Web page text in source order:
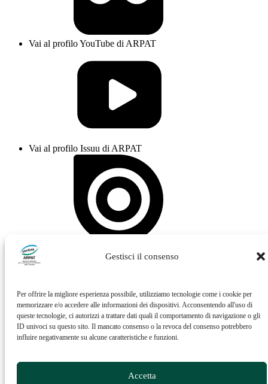
Gestisci il consenso
Per offrire la migliore esperienza possibile, utilizziamo tecnologie come i cookie per
memorizzare e/o accedere alle informazioni dei dispositivi. Acconsentendo all'uso di
queste tecnologie, ci autorizzi a trattare dati quali il comportamento di navigazione o gli
ID univoci su questo sito. Il mancato consenso o la revoca del consenso potrebbero
influire negativamente su alcune caratteristiche e funzioni.
Accetta
Vai al profilo YouTube di ARPAT
Vai al profilo Issuu di ARPAT
Vai al profilo Feed RSS di ARPAT